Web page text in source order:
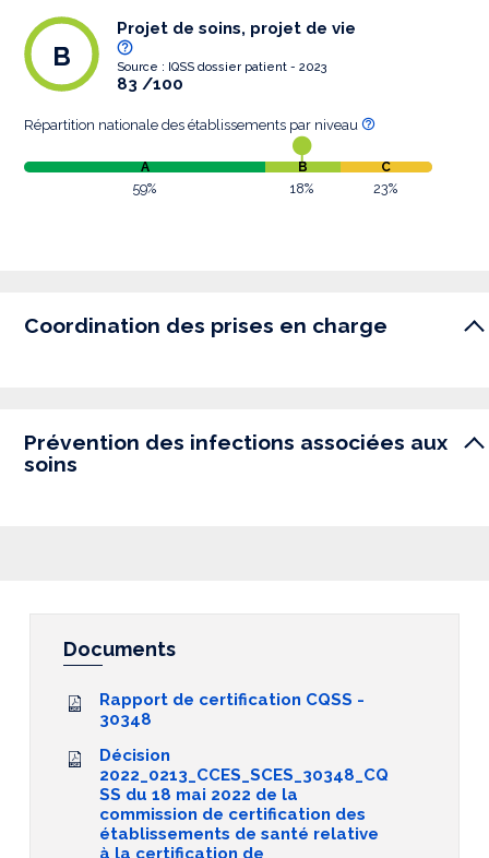
Projet de soins, projet de vie
Source : IQSS dossier patient - 2023
83 /100
B
Répartition nationale des établissements par niveau
A B C
59% 18% 23%
Coordination des prises en charge
Prévention des infections associées aux
soins
Documents
Rapport de certification CQSS -
30348
Décision
2022_0213_CCES_SCES_30348_CQ
SS du 18 mai 2022 de la
commission de certification des
établissements de santé relative
à la certification de